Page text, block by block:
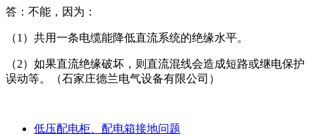
答：不能，因为：
（1）共用一条电缆能降低直流系统的绝缘水平。
（2）如果直流绝缘破坏，则直流混线会造成短路或继电保护
误动等。（石家庄德兰电气设备有限公司）
低压配电柜、配电箱接地问题